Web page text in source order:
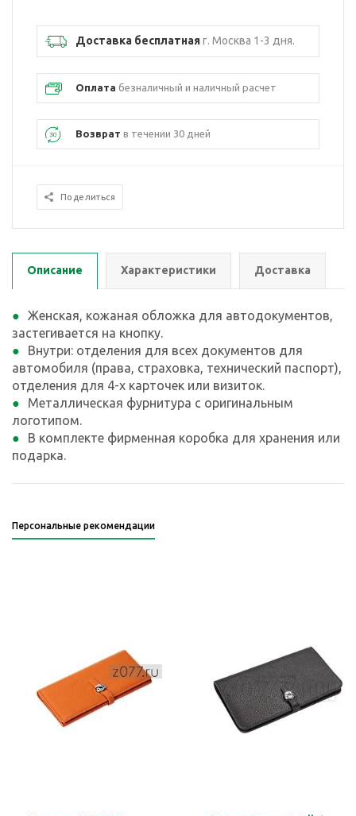
Доставка бесплатнаяг. Москва 1-3 дня.
Оплата безналичный и наличный расчет
Возврат в течении 30 дней
Поделиться
Описание Характеристики Доставка
Женская, кожаная обложка для автодокументов,
застегивается на кнопку.
Внутри: отделения для всех документов для
автомобиля (права, страховка, технический паспорт),
отделения для 4-х карточек или визиток.
Металлическая фурнитура с оригинальным
логотипом.
В комплекте фирменная коробка для хранения или
подарка.
Персональные рекомендации